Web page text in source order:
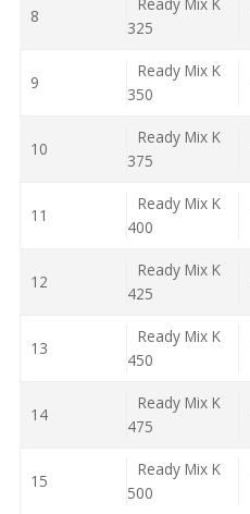
8
325
9
Ready Mix K
350
10
Ready Mix K
375
11
Ready Mix K
400
12
Ready Mix K
425
13
Ready Mix K
450
14
Ready Mix K
475
15
Ready Mix K
500